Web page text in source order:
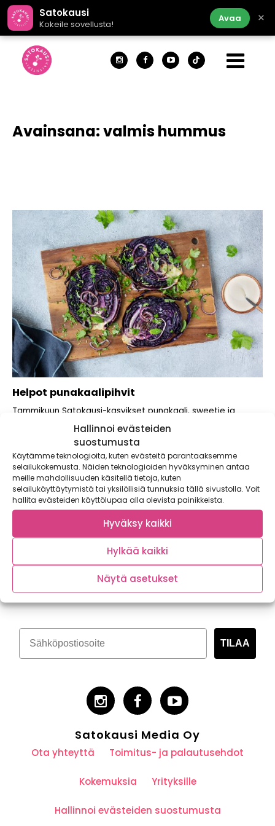
Hallinnoi evästeiden
suostumusta
Käytämme teknologioita, kuten evästeitä parantaaksemme
selailukokemusta. Näiden teknologioiden hyväksyminen antaa
meille mahdollisuuden käsitellä tietoja, kuten
selailukäyttäytymistä tai yksilöllisiä tunnuksia tällä sivustolla. Voit
hallita evästeiden käyttölupaa alla olevista painikkeista.
Hyväksy kaikki
Hylkää kaikki
Näytä asetukset
Satokausi
Kokeile sovellusta!
Avaa ×
Avainsana:valmis hummus
Helpot punakaalipihvit
Tammikuun Satokausi-kasvikset punakaali, sweetie ja
appelsiini ovat olleet jo tarkemmassa esittelyssä ja nyt
Tilaa kasvispitoinen uutiskirje
TILAA
Satokausi Media Oy
Ota yhteyttä Toimitus- ja palautusehdot
Kokemuksia Yrityksille
Hallinnoi evästeiden suostumusta